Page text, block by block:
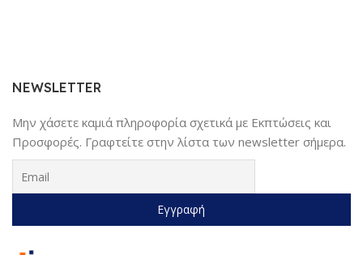
καταγραφή συνθηκών οδήγησης
NEWSLETTER
Μην χάσετε καμιά πληροφορία σχετικά με Εκπτώσεις και
Προσφορές. Γραφτείτε στην λίστα των newsletter σήμερα.